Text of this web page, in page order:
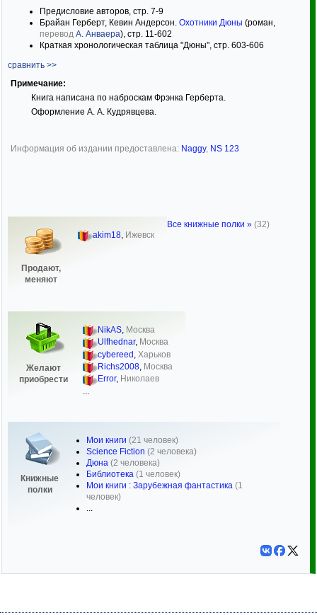
Предисловие авторов, стр. 7-9
Брайан Герберт, Кевин Андерсон. Охотники Дюны (роман,
перевод А. Анваера), стр. 11-602
Краткая хронологическая таблица "Дюны", стр. 603-606
сравнить >>
Примечание:
Книга написана по наброскам Фрэнка Герберта.
Оформление А. А. Кудрявцева.
Информация об издании предоставлена: Naggy, NS 123
Продают,
меняют
akim18, Ижевск
Желают
приобрести
NikAS, Москва
Ulfhednar, Москва
cybereed Харьков
Richs2008, Москва
Error, Николаев
Книжные
полки
Мои книги (21 человек)
Science Fiction (2 человека)
Дюна (2 человека)
Библиотека (1 человек)
Мои книги : Зарубежная фантастика (1
человек)
...
Все книжные полки » (32)